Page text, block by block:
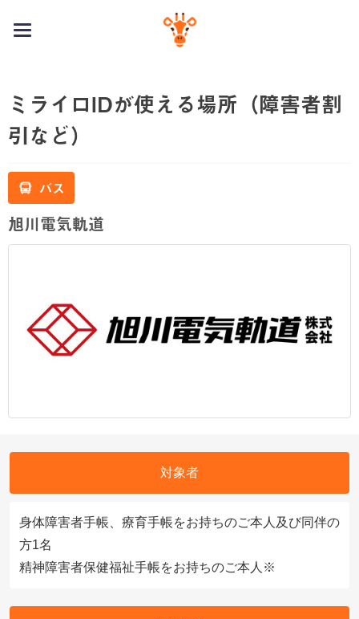
toggle
ミライロIDが使える場所（障害者割
引など）
バス
旭川電気軌道
対象者
身体障害者手帳、療育手帳をお持ちのご本人及び同伴の
方1名
精神障害者保健福祉手帳をお持ちのご本人※